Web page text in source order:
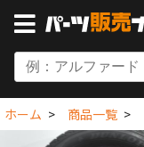
ホーム 商品一覧